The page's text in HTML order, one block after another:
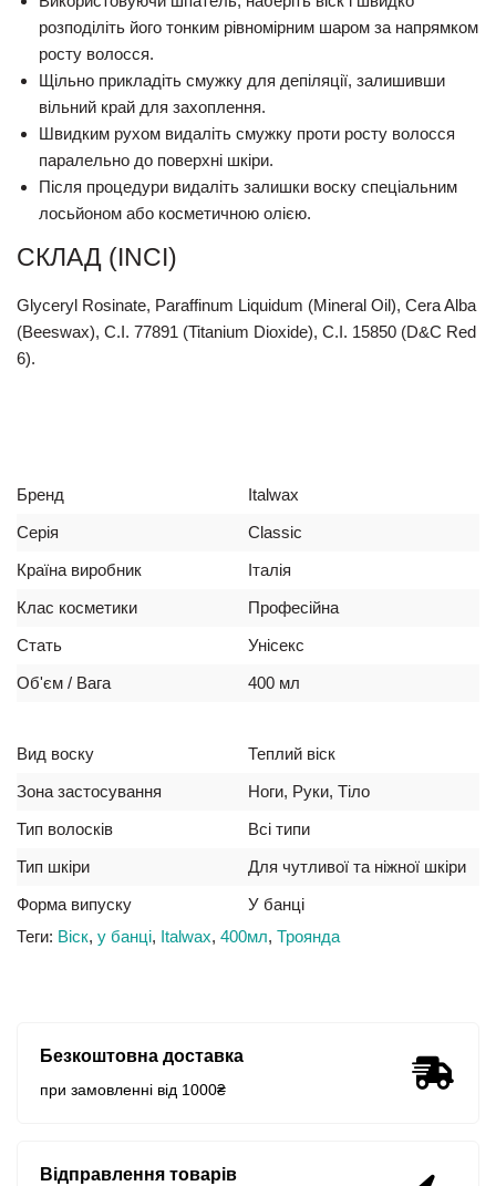
розподіліть його тонким рівномірним шаром за напрямком
росту волосся.
Щільно прикладіть смужку для депіляції, залишивши
вільний край для захоплення.
Швидким рухом видаліть смужку проти росту волосся
паралельно до поверхні шкіри.
Після процедури видаліть залишки воску спеціальним
лосьйоном або косметичною олією.
СКЛАД (INCI)
Glyceryl Rosinate, Paraffinum Liquidum (Mineral Oil), Cera Alba
(Beeswax), C.I. 77891 (Titanium Dioxide), C.I. 15850 (D&C Red
6).
Бренд
Italwax
Серія
Classic
Країна виробник
Італія
Клас косметики
Професійна
Стать
Унісекс
Об'єм / Вага
400 мл
Вид воску
Теплий віск
Зона застосування
Ноги, Руки, Тіло
Тип волосків
Всі типи
Тип шкіри
Для чутливої та ніжної шкіри
Форма випуску
У банці
Теги: Віск, у банці, Italwax, 400мл, Троянда
Безкоштовна доставка
при замовленні від 1000₴
Відправлення товарів